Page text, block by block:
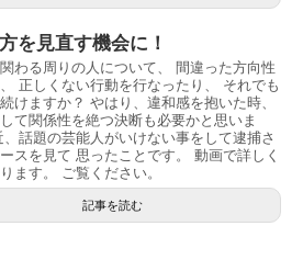
を見直す機会に！
わる周りの人について、 間違った方向性
正しくない行動を行なったり、 それでも
けますか？ やはり、違和感を抱いた時、
て関係性を絶つ決断も必要かと思いま
話題の芸能人がいけない事をして逮捕さ
スを見て 思ったことです。 動画で詳しく
ます。 ご覧ください。
記事を読む